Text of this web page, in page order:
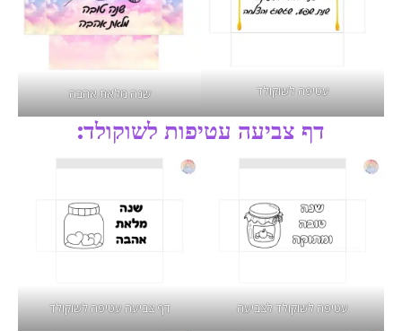
עטיפה לשוקולד שנה מלאת אהבה
דף צביעה עטיפות לשוקולד:
עטיפה לשוקולד לצביעה דף צביעה עטיפה לשוקולד